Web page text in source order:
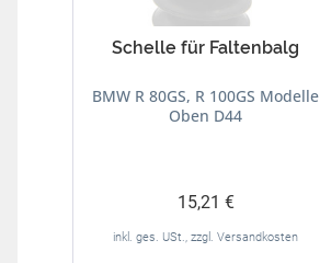
Schelle für Faltenbalg
BMW R 80GS, R 100GS Modelle
Oben D44
15,21 €
inkl. ges. USt., zzgl. Versandkosten